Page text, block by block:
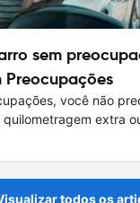
sem
Preocupações
você não
extra
todos os